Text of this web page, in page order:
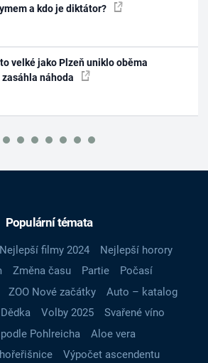
a kdo je diktátor?
velké jako Plzeň uniklo oběma
náhoda
Populární témata
Nejlepší filmy 2024
Nejlepší horory
Změna času Partie
Počasí
ZOO Nové začátky
Auto – katalog
Volby 2025
Svařené víno
Pohlreicha
Aloe vera
Výpočet ascendentu